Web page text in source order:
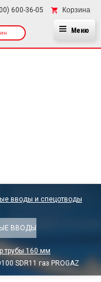
600-36-05 Корзина
Меню
вводы и спецотводы
ВВОДЫ
трубы 160 мм
SDR11 газ PROGAZ
×